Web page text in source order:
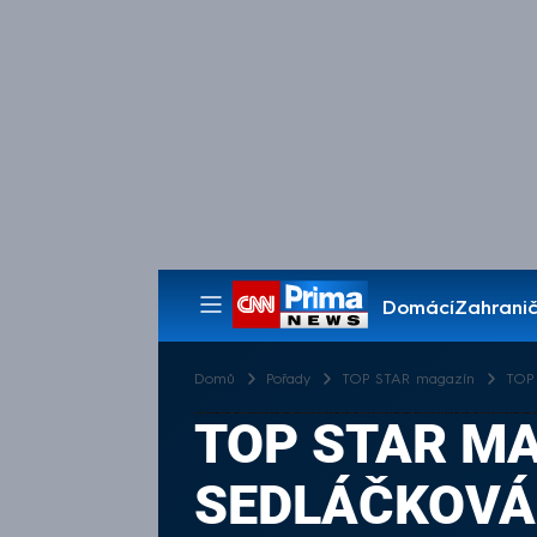
Domácí
Pořady
Domů Pořady TOP STAR magazín
TOP STAR
SEDLÁČKOVÁ